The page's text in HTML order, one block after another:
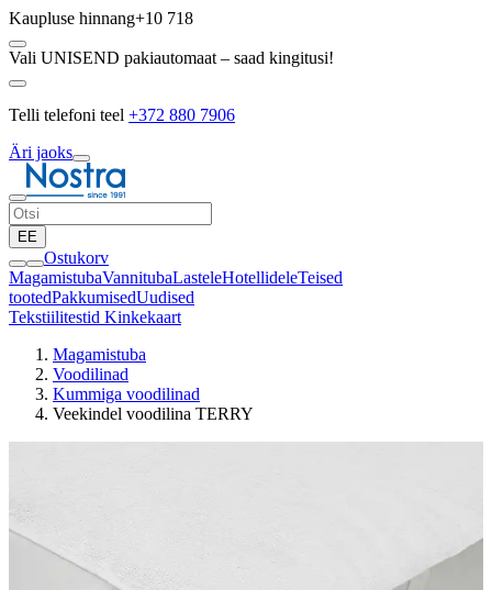
Kaupluse hinnang+10 718
Vali UNISEND pakiautomaat – saad kingitusi!
Telli telefoni teel +372 880 7906
Äri jaoks
EE
Ostukorv
MagamistubaVannitubaLasteleHotellideleTeised
tootedPakkumisedUudised
Tekstiilitestid Kinkekaart
Magamistuba
Voodilinad
Kummiga voodilinad
Veekindel voodilina TERRY